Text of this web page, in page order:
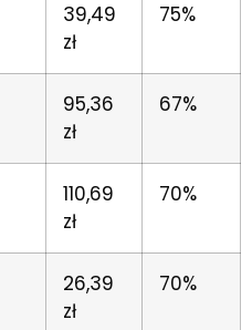
39,49
zł
75%
95,36
zł
67%
110,69
zł
70%
26,39
zł
70%